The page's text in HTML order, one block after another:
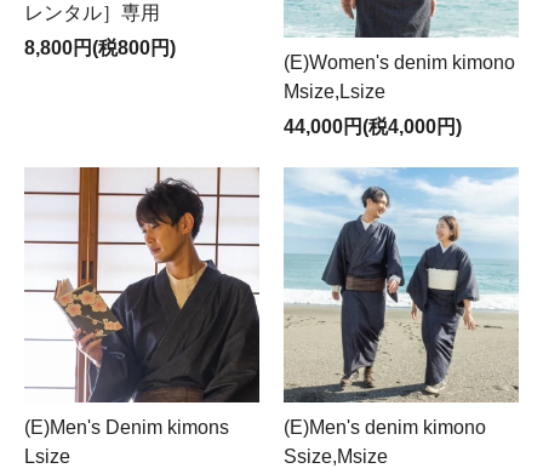
レンタル］専用
8,800円(税800円)
(E)Women's denim kimono
Msize,Lsize
44,000円(税4,000円)
(E)Men's Denim kimons
Lsize
(E)Men's denim kimono
Ssize,Msize